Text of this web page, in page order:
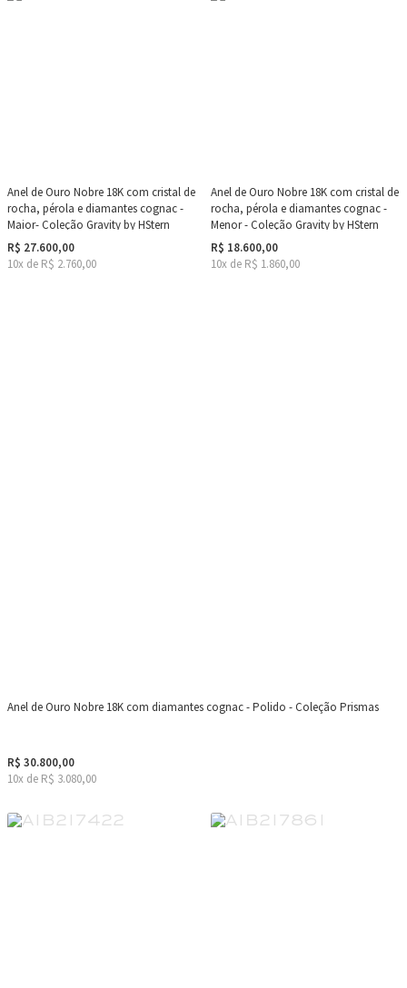
Anel de Ouro Nobre 18K com cristal de
rocha, pérola e diamantes cognac -
Maior- Coleção Gravity by HStern
R$ 27.600,00
10x de R$ 2.760,00
Anel de Ouro Nobre 18K com cristal de
rocha, pérola e diamantes cognac -
Menor - Coleção Gravity by HStern
R$ 18.600,00
10x de R$ 1.860,00
Anel de Ouro Nobre 18K com diamantes cognac - Polido - Coleção Prismas
R$ 30.800,00
10x de R$ 3.080,00